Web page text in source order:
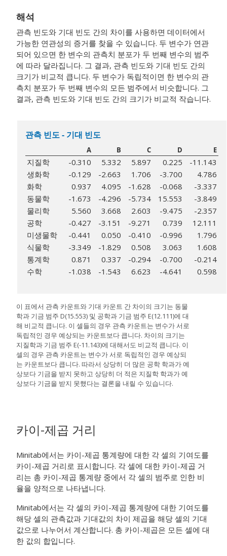
해석
관측 빈도와 기대 빈도 간의 차이를 사용하면 데이터에서
가능한 연관성의 증거를 찾을 수 있습니다. 두 변수가 연관
되어 있으면 한 변수의 관측치 분포가 두 번째 변수의 범주
에 따라 달라집니다. 그 결과, 관측 빈도와 기대 빈도 간의
크기가 비교적 큽니다. 두 변수가 독립적이면 한 변수의 관
측치 분포가 두 번째 변수의 모든 범주에서 비슷합니다. 그
결과, 관측 빈도와 기대 빈도 간의 크기가 비교적 작습니다.
관측 빈도 - 기대 빈도
A B C D E
지질학 -0.310 5.332 5.897 0.225
-11.143
생화학
-0.129 -2.663 1.706 -3.700
4.786
화학
0.937 4.095 -1.628 -0.068
-3.337
동물학
-1.673 -4.296 -5.734 15.553
-3.849
물리학
5.560 3.668 2.603 -9.475
-2.357
공학
-0.427 -3.151 -9.271 0.739
12.111
미생물학
-0.441 0.050 -0.410 -0.996
1.796
식물학
-3.349 -1.829 0.508 3.063
1.608
통계학
0.871 0.337 -0.294 -0.700
-0.214
수학
-1.038 -1.543 6.623 -4.641 0.598
이 표에서 관측 카운트와 기대 카운트 간 차이의 크기는 동물
학과 기금 범주 D(15.553) 및 공학과 기금 범주 E(12.111)에 대
해 비교적 큽니다. 이 셀들의 경우 관측 카운트는 변수가 서로
독립적인 경우 예상되는 카운트보다 큽니다. 차이의 크기는
지질학과 기금 범주 E(-11.143)에 대해서도 비교적 큽니다. 이
셀의 경우 관측 카운트는 변수가 서로 독립적인 경우 예상되
는 카운트보다 큽니다. 따라서 상당히 더 많은 공학 학과가 예
상보다 기금을 받지 못하고 상당히 더 적은 지질학 학과가 예
상보다 기금을 받지 못했다는 결론을 내릴 수 있습니다.
카이-제곱 거리
Minitab에서는 카이-제곱 통계량에 대한 각 셀의 기여도를
카이-제곱 거리로 표시합니다. 각 셀에 대한 카이-제곱 거
리는 총 카이-제곱 통계량 중에서 각 셀의 범주로 인한 비
율을 양적으로 나타냅니다.
Minitab에서는 각 셀의 카이-제곱 통계량에 대한 기여도를
해당 셀의 관측값과 기대값의 차이 제곱을 해당 셀의 기대
값으로 나누어서 계산합니다. 총 카이-제곱은 모든 셀에 대
한 값의 합입니다.